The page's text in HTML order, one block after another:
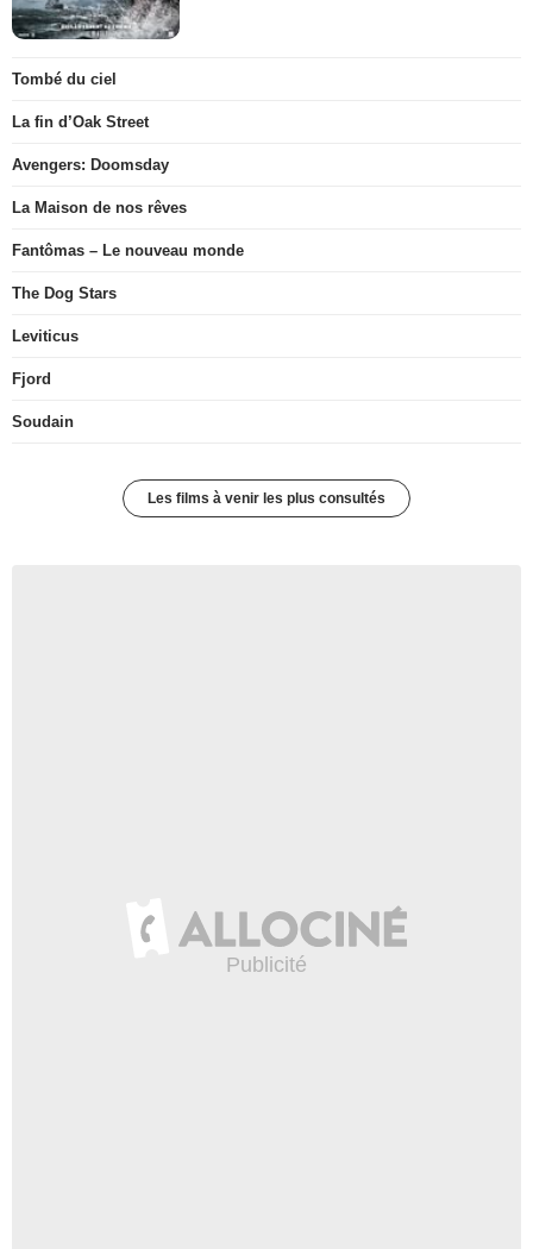
Tombé du ciel
La fin d’Oak Street
Avengers: Doomsday
La Maison de nos rêves
Fantômas – Le nouveau monde
The Dog Stars
Leviticus
Fjord
Soudain
Les films à venir les plus consultés